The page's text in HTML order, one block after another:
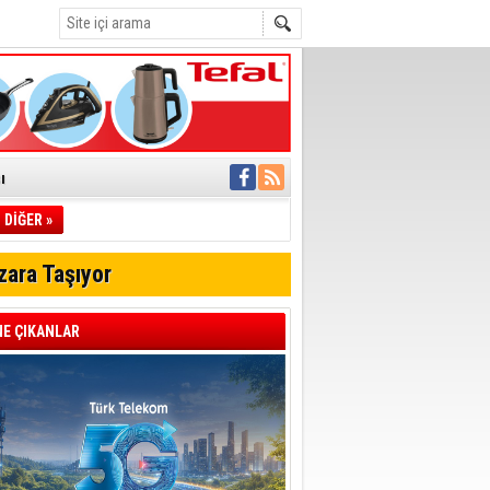
İletti
müdahale
Geçti
DİĞER »
Taşıyor
ÇIKANLAR